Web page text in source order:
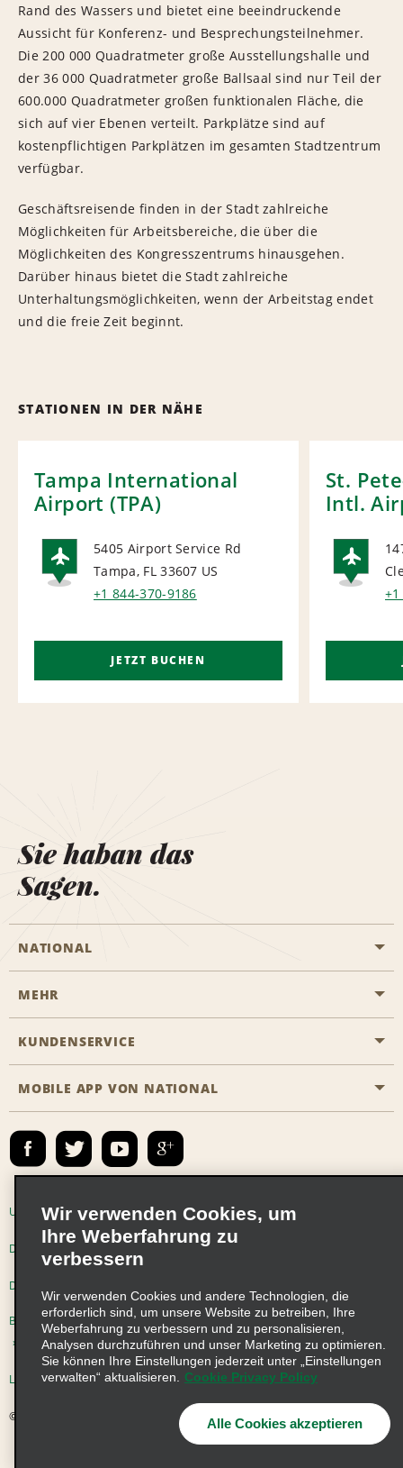
Rand des Wassers und bietet eine beeindruckende
Aussicht für Konferenz- und Besprechungsteilnehmer.
Die 200 000 Quadratmeter große Ausstellungshalle und
der 36 000 Quadratmeter große Ballsaal sind nur Teil der
600.000 Quadratmeter großen funktionalen Fläche, die
sich auf vier Ebenen verteilt. Parkplätze sind auf
kostenpflichtigen Parkplätzen im gesamten Stadtzentrum
verfügbar.
Geschäftsreisende finden in der Stadt zahlreiche
Möglichkeiten für Arbeitsbereiche, die über die
Möglichkeiten des Kongresszentrums hinausgehen.
Darüber hinaus bietet die Stadt zahlreiche
Unterhaltungsmöglichkeiten, wenn der Arbeitstag endet
und die freie Zeit beginnt.
STATIONEN IN DER NÄHE
Tampa International
Airport (TPA)
AIRPORT
5405 Airport Service Rd
Tampa, FL 33607 US
+1 844-370-9186
JETZT BUCHEN
St.
Intl.
Sie haban das
Sagen.
NATIONAL
Eine Reservierung vornehmen
Das Business Rental Programm
Emerald Club Anmelden
MEHR
Karriere
KUNDENSERVICE
Barrierefreiheit
E-Mail anmelden
MOBILE APP VON NATIONAL
Unternehmensinformationen Nutzungsbedingungen
Datenschutzrichtlinie Cookie-Richtlinie
Datenschutzoptionen
Beschwerdeverfahren nach dem Lieferkettensorgfaltspflichtengesetz
Lieferkettensorgfaltspflichtengesetz (LkSG) Grundsatzerklärung
© 2026 Enterprise Holdings, Inc. Alle Rechte vorbehalten
Wir verwenden Cookies, um
Ihre Weberfahrung zu
verbessern
Wir verwenden Cookies und andere Technologien, die
erforderlich sind, um unsere Website zu betreiben, Ihre
Weberfahrung zu verbessern und zu personalisieren,
Analysen durchzuführen und unser Marketing zu optimieren.
Sie können Ihre Einstellungen jederzeit unter „Einstellungen
verwalten“ aktualisieren.
Cookie Privacy Policy
Alle Cookies akzeptieren